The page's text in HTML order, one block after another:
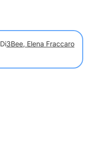
Di3Bee, Elena Fraccaro